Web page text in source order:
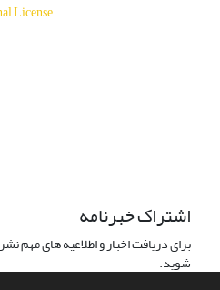
License.
اشتراک خبرنامه
برای دریافت اخبار و اطلاعیه های مهم
شوید.